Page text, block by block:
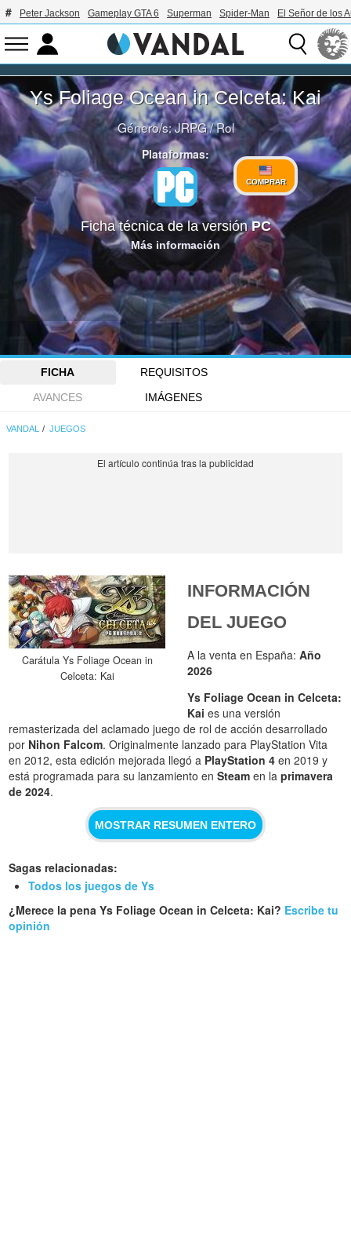
Peter Jackson Gameplay GTA 6 Superman Spider-Man El Señor de los
Ys Foliage Ocean in Celceta: Kai
Género/s:JRPG/Rol
Plataformas:
COMPRAR
Ficha técnica de la versiónPC
Más información
FICHA
REQUISITOS
AVANCES
IMÁGENES
VANDAL JUEGOS
Carátula Ys Foliage Ocean in
Celceta: Kai
INFORMACIÓN
DEL JUEGO
A la venta en España:Año
2026
Ys Foliage Ocean in Celceta:
Kai es una versión
remasterizada del aclamado juego de rol de acción desarrollado
por Nihon Falcom. Originalmente lanzado para PlayStation Vita
en 2012, esta edición mejorada llegó a PlayStation 4 en 2019 y
está programada para su lanzamiento enSteam en laprimavera
de 2024.
MOSTRAR RESUMEN ENTERO
Sagas relacionadas:
Todos los juegos de Ys
¿Merece la pena Ys Foliage Ocean in Celceta: Kai? Escribe tu
opinión